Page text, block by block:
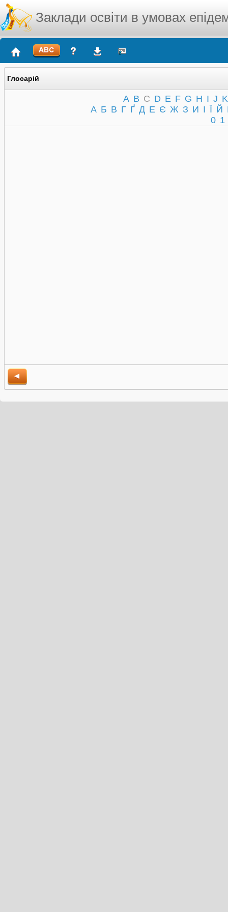
Заклади освіти в умовах
Глосарій
A B C D E F G H I J K
А Б В Г Ґ Д Е Є Ж З И І Ї Й
0 1